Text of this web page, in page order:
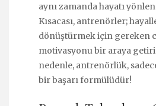
aynı zamanda hayatı
Kısacası, antrenörler;
dönüştürmek için gereken
motivasyonu bir araya
nedenle, antrenörlük,
bir başarı formülüdür!